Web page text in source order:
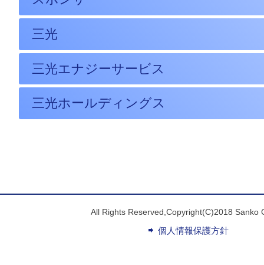
三光
三光エナジーサービス
三光ホールディングス
All Rights Reserved,Copyright(C)2018 Sanko
個人情報保護方針